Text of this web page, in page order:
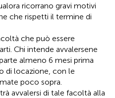
ricorrano gravi motivi
che rispetti il termine di
che può essere
Chi intende avvalersene
almeno 6 mesi prima
di locazione, con le
poco sopra.
avvalersi di tale facoltà alla